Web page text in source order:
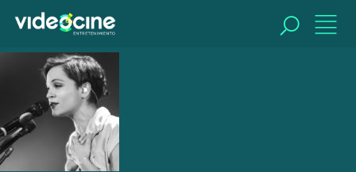
Tag Archive: soundtracks del cine
mexicano